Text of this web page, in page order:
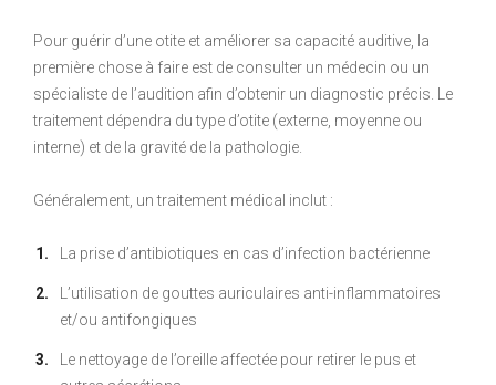
Pour guérir d’une otite et améliorer sa capacité auditive, la
première chose à faire est de consulter un médecin ou un
spécialiste de l’audition afin d’obtenir un diagnostic précis. Le
traitement dépendra du type d’otite (externe, moyenne ou
interne) et de la gravité de la pathologie.
Généralement, un traitement médical inclut :
La prise d’antibiotiques en cas d’infection bactérienne
L’utilisation de gouttes auriculaires anti-inflammatoires
et/ou antifongiques
Le nettoyage de l’oreille affectée pour retirer le pus et